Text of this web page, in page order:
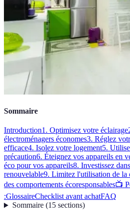
Sommaire
Introduction1. Optimisez votre éclairage
électroménagers économes3. Réglez
efficace4. Isolez votre logement5.
précaution6. Éteignez vos appareils en
éco pour vos appareils8. Investissez
renouvelable9. Limitez l'utilisation de la
des comportements écoresponsables📺
:GlossaireChecklist avant achatFAQ
Sommaire(15 sections)